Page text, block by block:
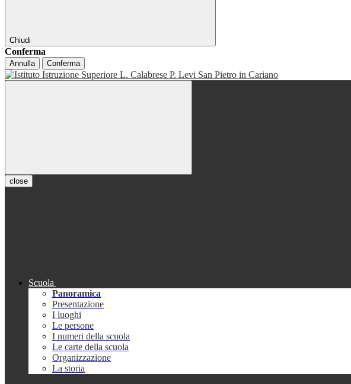
Chiudi
Conferma
Annulla Conferma
close
Scuola
Panoramica
Presentazione
I luoghi
Le persone
I numeri della scuola
Le carte della scuola
Organizzazione
La storia